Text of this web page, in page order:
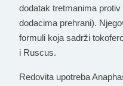
dodatak tretmanima
dodacima prehrani).
formuli koja sadrži
i Ruscus.
Redovita upotreba